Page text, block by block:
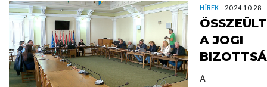
HÍREK 2024.10.28
ÖSSZEÜLT
A JOGI
A